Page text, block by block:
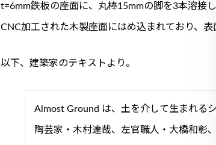
t=6mm鉄板の座面に、丸棒15mmの脚を3本溶接し
CNC加工された木製座面にはめ込まれており、
以下、建築家のテキストより。
Almost Ground は、土を介して生まれる
陶芸家・木村達哉、左官職人・大橋和彰